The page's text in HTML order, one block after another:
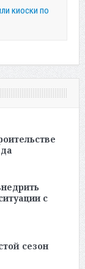
киоски по
с
сезон